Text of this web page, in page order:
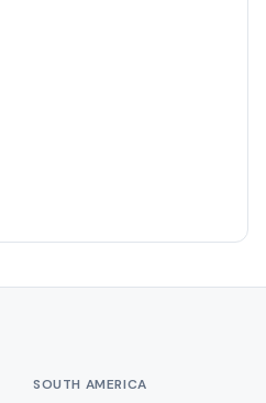
SOUTH AMERICA